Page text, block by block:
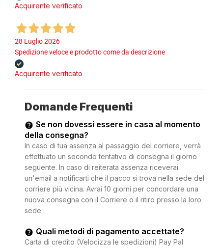
Acquirente verificato
28 Luglio 2026
Spedizione veloce e prodotto come da descrizione
Acquirente verificato
Domande Frequenti
Se non dovessi essere in casa al momento
della consegna?
In caso di tua assenza al passaggio del corriere, verrà
effettuato un secondo tentativo di consegna il giorno
seguente. In caso di reiterata assenza riceverai
un'email a notificarti che il pacco si trova nella sede del
corriere più vicina. Avrai 10 giorni per concordare una
nuova consegna con il Corriere o il ritiro presso la loro
sede.
Quali metodi di pagamento accettate?
Carta di credito (Velocizza le spedizioni) Pay Pal